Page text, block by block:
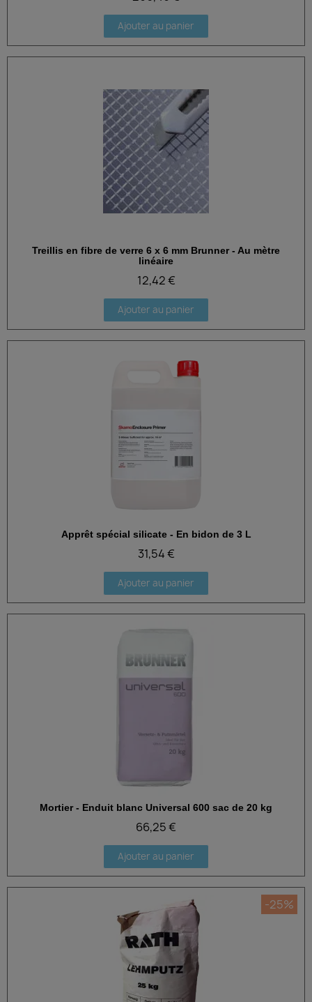
Ajouter au panier
Aperçu rapide
Treillis en fibre de verre 6 x 6 mm Brunner - Au mètre
linéaire
12,42 €
Ajouter au panier
Aperçu rapide
Apprêt spécial silicate - En bidon de 3 L
31,54 €
Ajouter au panier
Aperçu rapide
Mortier - Enduit blanc Universal 600 sac de 20 kg
66,25 €
Ajouter au panier
-25%